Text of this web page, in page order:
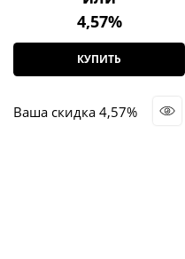
4,57%
КУПИТЬ
Ваша скидка 4,57%